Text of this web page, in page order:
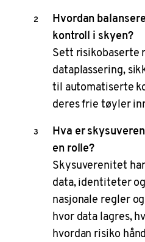
Hvordan
kontroll i skyen?
Sett risikobaserte
dataplassering,
til automatiserte
deres frie tøyler
Hva er
en rolle?
Skysuverenitet
data, identiteter
nasjonale regler
hvor data lagres,
hvordan risiko